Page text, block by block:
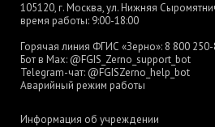
105120, г. Москва, ул. Нижняя
время работы: 9:00-18:00
Горячая линия ФГИС «Зерно»: 8 800
Бот в Max: @FGIS_Zerno_support_bot
Telegram-чат: @FGISZerno_help_bot
Аварийный режим работы
Информация об учреждении